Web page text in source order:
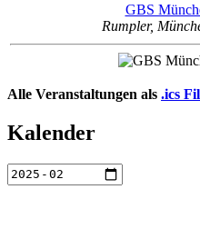
GBS
Rumpler,
Alle Veranstaltungen als .ics
Kalender